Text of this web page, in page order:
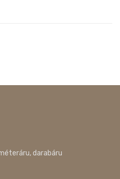
darabáru